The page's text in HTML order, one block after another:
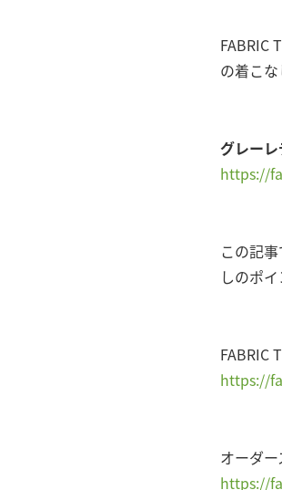
FABRIC
の着こな
グレー
https://
この記
しのポ
FABRIC
https://
オーダ
https://